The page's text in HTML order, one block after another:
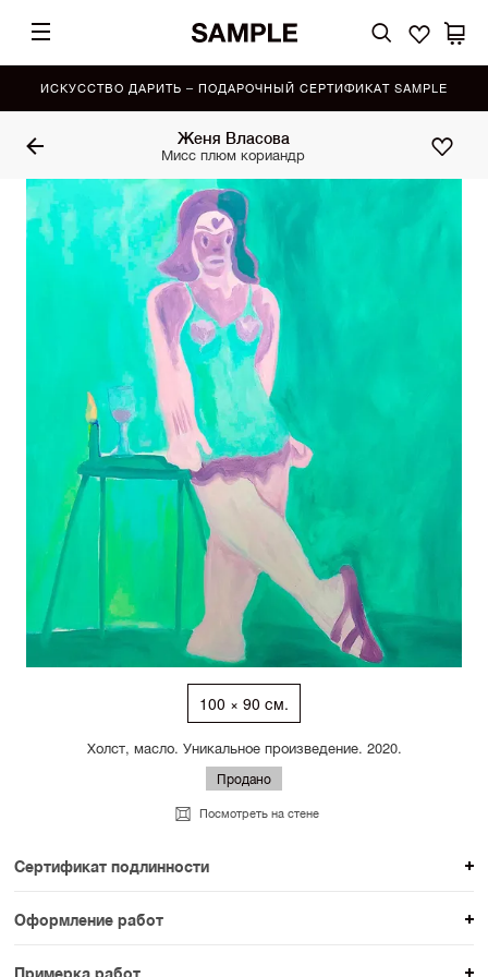
ИСКУССТВО ДАРИТЬ – ПОДАРОЧНЫЙ СЕРТИФИКАТ SAMPLE
Женя Власова
Мисс плюм кориандр
100 × 90 см.
Холст, масло. Уникальное произведение. 2020.
Продано
Посмотреть на стене
Сертификат подлинности
К каждому авторскому произведению мы
прикладываем сертификат подлинности. Для товаров
раздела SAMPLE СЕРИЯ сертификаты не
Оформление работ
При покупке произведения вы можете выбрать и
Примерка работ